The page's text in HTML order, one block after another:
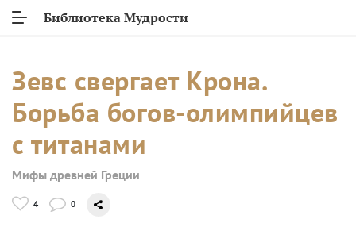
Библиотека Мудрости
Зевс свергает Крона.
Борьба богов-олимпийцев
с титанами
Мифы древней Греции
4 0